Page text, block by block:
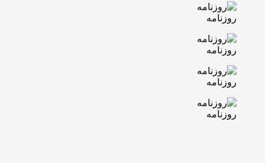
روزنامه
روزنامه
روزنامه
روزنامه